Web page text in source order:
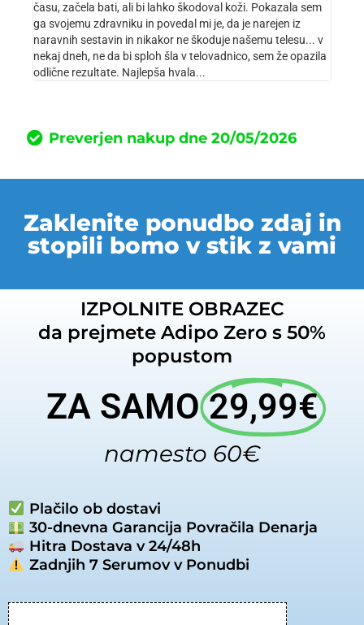
času, začela bati, ali bi lahko škodoval koži. Pokazala sem
ga svojemu zdravniku in povedal mi je, da je narejen iz
naravnih sestavin in nikakor ne škoduje našemu telesu... v
nekaj dneh, ne da bi sploh šla v telovadnico, sem že opazila
odlične rezultate. Najlepša hvala...
Preverjen nakup dne 20/05/2026
Zaklenite ponudbo zdaj in
stopili bomo v stik z vami
IZPOLNITE OBRAZEC
da prejmete Adipo Zero s 50%
popustom
ZA SAMO 29,99€
namesto 60€
Plačilo ob dostavi
30-dnevna Garancija Povračila Denarja
Hitra Dostava v 24/48h
Zadnjih 7 Serumov v Ponudbi